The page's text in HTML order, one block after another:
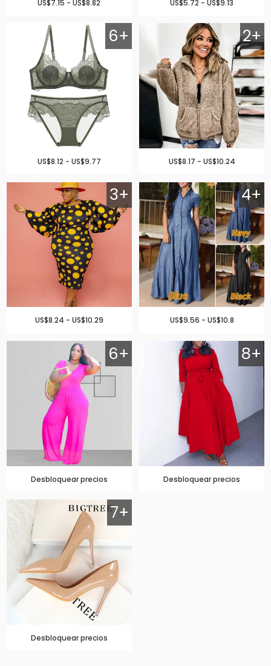
US$7.15 - US$8.82 US$5.72 - US$9.13
6+
US$8.12 - US$9.77
2+
US$8.17 - US$10.24
3+
US$8.24 - US$10.29
4+
US$9.56 - US$10.8
6+
Desbloquear precios
8+
Desbloquear precios
7+
Desbloquear precios